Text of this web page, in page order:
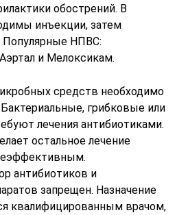
обострений. В
инъекции, затем
Популярные НПВС:
и Мелоксикам.
средств необходимо
грибковые или
лечения антибиотиками.
остальное лечение
антибиотиков и
запрещен. Назначение
квалифицированным врачом,